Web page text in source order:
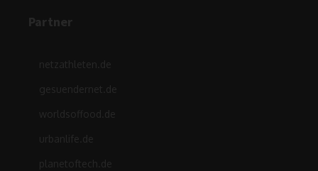
Partner
netzathleten.de
gesuendernet.de
worldsoffood.de
urbanlife.de
planetoftech.de